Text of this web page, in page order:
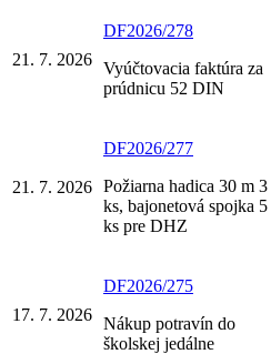
21. 7. 2026
DF2026/278
Vyúčtovacia faktúra za
prúdnicu 52 DIN
21. 7. 2026
DF2026/277
Požiarna hadica 30 m 3
ks, bajonetová spojka 5
ks pre DHZ
17. 7. 2026
DF2026/275
Nákup potravín do
školskej jedálne